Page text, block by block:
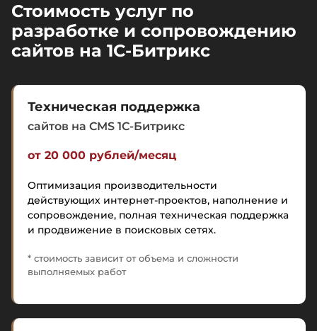
Стоимость услуг по
разработке и сопровождению
сайтов на 1C-Битрикс
Техническая поддержка
сайтов на CMS 1C-Битрикс
от 20 000 рублей/месяц
Оптимизация производительности
действующих интернет-проектов, наполнение и
сопровождение, полная техническая поддержка
и продвижение в поисковых сетях.
* стоимость зависит от объема и сложности
выполняемых работ